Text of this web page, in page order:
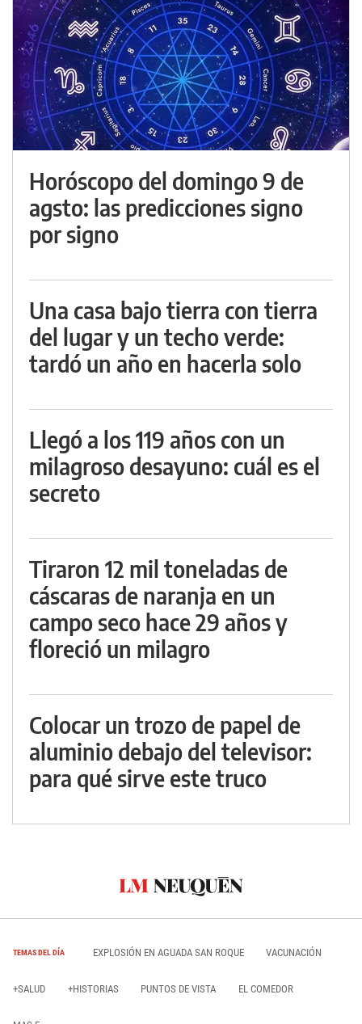
Horóscopo del domingo 9 de
agsto: las predicciones signo
por signo
Una casa bajo tierra con tierra
del lugar y un techo verde:
tardó un año en hacerla solo
Llegó a los 119 años con un
milagroso desayuno: cuál es el
secreto
Tiraron 12 mil toneladas de
cáscaras de naranja en un
campo seco hace 29 años y
floreció un milagro
Colocar un trozo de papel de
aluminio debajo del televisor:
para qué sirve este truco
TEMAS DEL DÍA EXPLOSIÓN EN AGUADA SAN ROQUE VACUNACIÓN
+SALUD +HISTORIAS PUNTOS DE VISTA EL COMEDOR